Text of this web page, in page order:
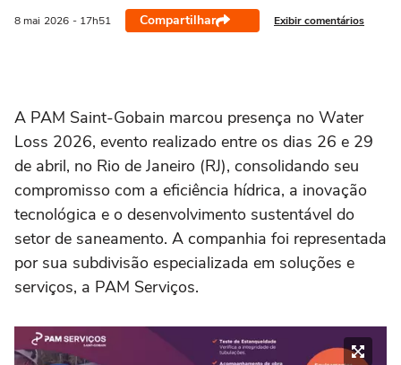
8 mai 2026 - 17h51 Compartilhar Exibir comentários
A PAM Saint-Gobain marcou presença no Water
Loss 2026, evento realizado entre os dias 26 e 29
de abril, no Rio de Janeiro (RJ), consolidando seu
compromisso com a eficiência hídrica, a inovação
tecnológica e o desenvolvimento sustentável do
setor de saneamento. A companhia foi representada
por sua subdivisão especializada em soluções e
serviços, a PAM Serviços.